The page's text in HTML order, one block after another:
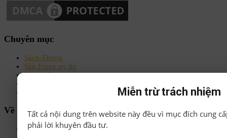
Chuyên mục
Sách-Ebook
Sàn Forex uy tín
Bonus Deposit
Về chúng tôi
Chính sách bảo mật
Miễn trừ trách nhiệm
Tất cả nội dung trên website này đều vì mục đích cung
phải lời khuyên đầu tư.